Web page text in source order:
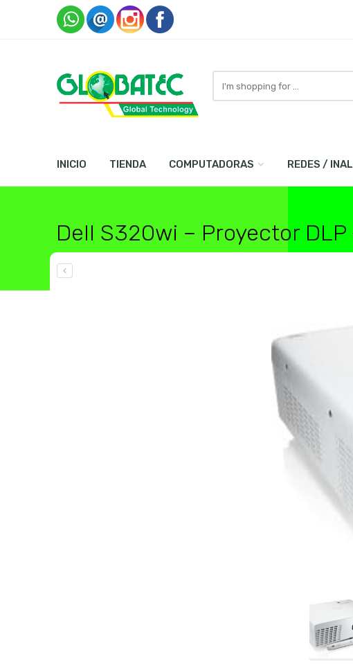
here
INICIO TIENDA COMPUTADORAS REDES /
Dell S320wi – Proyector DLP